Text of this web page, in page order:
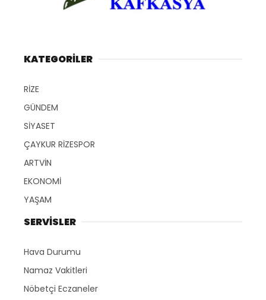
KATEGORİLER
RİZE
GÜNDEM
SİYASET
ÇAYKUR RİZESPOR
ARTVİN
EKONOMİ
YAŞAM
SERVİSLER
Hava Durumu
Namaz Vakitleri
Nöbetçi Eczaneler